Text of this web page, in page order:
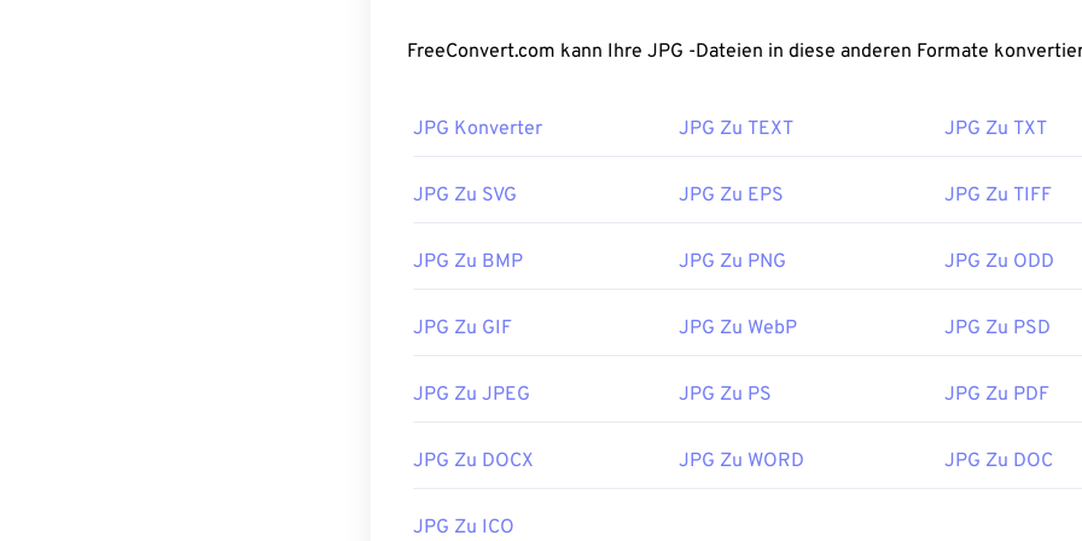
Verwenden Sie zum Ändern der Größe von JPEG-Bildern unser Tool„Image
Verwandte JPG-Tools:
FreeConvert.com kann Ihre JPG -Dateien in diese anderen Formate
JPG Konverter JPG Zu TEXT JPG Zu TXT
JPG Zu SVG JPG Zu EPS JPG Zu TIFF
JPG Zu BMP JPG Zu PNG JPG Zu ODD
JPG Zu GIF JPG Zu WebP JPG Zu PSD
JPG Zu JPEG JPG Zu PS JPG Zu PDF
JPG Zu DOCX JPG Zu WORD JPG Zu DOC
JPG Zu ICO